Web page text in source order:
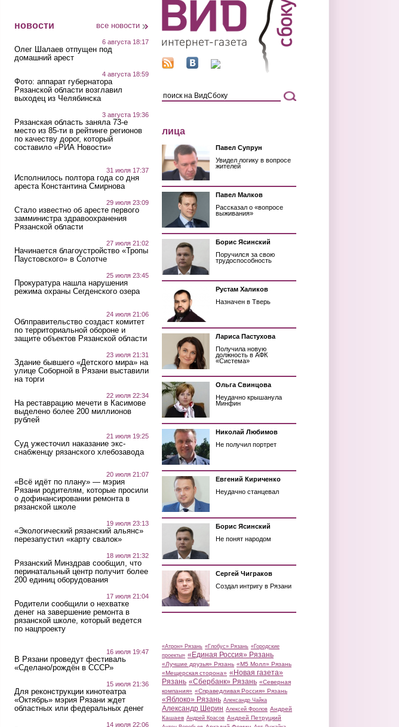
новости все новости
6 августа 18:17
Олег Шалаев отпущен под
домашний арест
4 августа 18:59
Фото: аппарат губернатора
Рязанской области возглавил
выходец из Челябинска
3 августа 19:36
Рязанская область заняла 73-е
место из 85-ти в рейтинге регионов
по качеству дорог, который
составило «РИА Новости»
31 июля 17:37
Исполнилось полтора года со дня
ареста Константина Смирнова
29 июля 23:09
Стало известно об аресте первого
замминистра здравоохранения
Рязанской области
27 июля 21:02
Начинается благоустройство «Тропы
Паустовского» в Солотче
25 июля 23:45
Прокуратура нашла нарушения
режима охраны Сегденского озера
24 июля 21:06
Облправительство создаст комитет
по территориальной обороне и
защите объектов Рязанской области
23 июля 21:31
Здание бывшего «Детского мира» на
улице Соборной в Рязани выставили
на торги
22 июля 22:34
На реставрацию мечети в Касимове
выделено более 200 миллионов
рублей
21 июля 19:25
Суд ужесточил наказание экс-
снабженцу рязанского хлебозавода
20 июля 21:07
«Всё идёт по плану» — мэрия
Рязани родителям, которые просили
о дофинансировании ремонта в
рязанской школе
19 июля 23:13
«Экологический рязанский альянс»
перезапустил «карту свалок»
18 июля 21:32
Рязанский Минздрав сообщил, что
перинатальный центр получит более
200 единиц оборудования
17 июля 21:04
Родители сообщили о нехватке
денег на завершение ремонта в
рязанской школе, который ведется
по нацпроекту
16 июля 19:47
В Рязани проведут фестиваль
«Сделано/рождён в СССР»
15 июля 21:36
Для реконструкции кинотеатра
«Октябрь» мэрия Рязани ждет
областных или федеральных денег
14 июля 22:06
лица
Павел Супрун
Увидел логику в вопросе
жителей
Павел Малков
Рассказал о «вопросе
выживания»
Борис Ясинский
Поручился за свою
трудоспособность
Рустам Халиков
Назначен в Тверь
Лариса Пастухова
Получила новую
должность в АФК
«Система»
Ольга Свинцова
Неудачно крышанула
Минфин
Николай Любимов
Не получил портрет
Евгений Кириченко
Неудачно станцевал
Борис Ясинский
Не понят народом
Сергей Чиграков
Создал интригу в Рязани
«Атрон» Рязань «Глобус» Рязань «Городские
проекты» «Единая Россия» Рязань
«Лучшие друзья» Рязань «М5 Молл» Рязань
«Мещерская сторона» «Новая газета»
Рязань «Сбербанк» Рязань «Северная
компания» «Справедливая Россия» Рязань
«Яблоко» Рязань Александр Чайка
Александр Шерин Алексей Фролов Андрей
Кашаев Андрей Красов Андрей Петруцкий